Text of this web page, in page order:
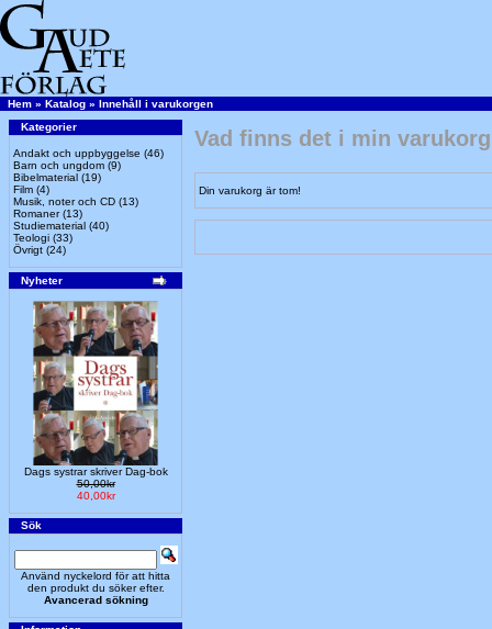
Hem » Katalog » Innehåll i varukorgen
Kategorier
Andakt och uppbyggelse (46)
Barn och ungdom (9)
Bibelmaterial (19)
Film (4)
Musik, noter och CD (13)
Romaner(13)
Studiematerial (40)
Teologi (33)
Övrigt (24)
Nyheter
Dags systrar skriver Dag-bok
50,00kr
40,00kr
Sök
Använd nyckelord för att hitta
den produkt du söker efter.
Avancerad sökning
Vad finns det i min
Din varukorg är tom!